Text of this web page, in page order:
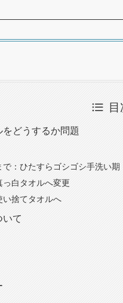
目
どうするか問題
で：ひたすらゴシゴシ手洗い期
っ白タオルへ変更
い捨てタオルへ
いて